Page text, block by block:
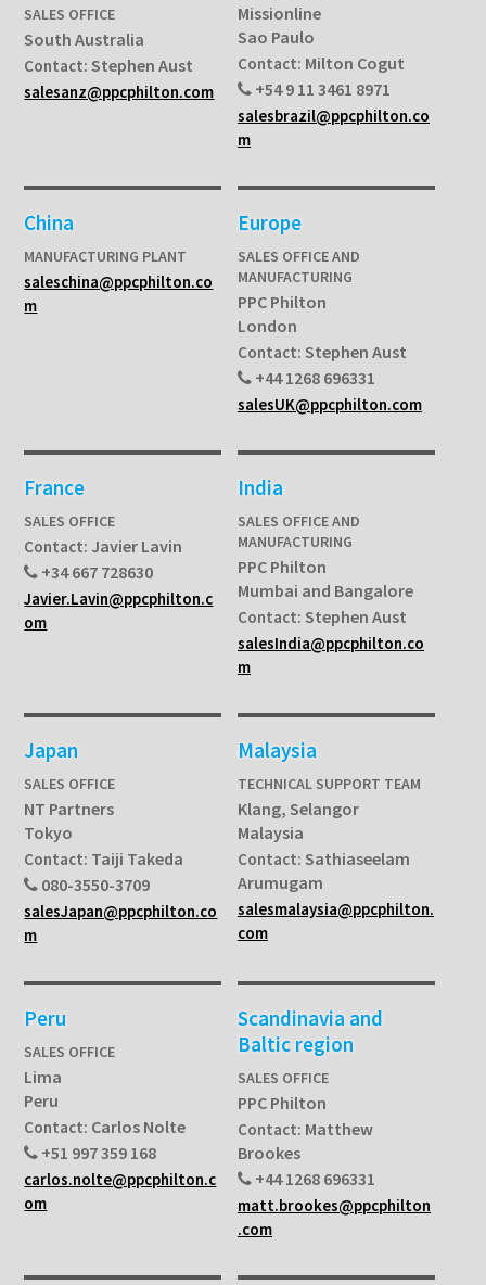
SALES OFFICE
South Australia
Contact: Stephen Aust
salesanz@ppcphilton.com
Missionline
Sao Paulo
Contact: Milton Cogut
+54 9 11 3461 8971
salesbrazil@ppcphilton.co
m
China
MANUFACTURING PLANT
saleschina@ppcphilton.co
m
Europe
SALES OFFICE AND
MANUFACTURING
PPC Philton
London
Contact: Stephen Aust
+44 1268 696331
salesUK@ppcphilton.com
France
SALES OFFICE
Contact: Javier Lavin
+34 667 728630
Javier.Lavin@ppcphilton.c
om
India
SALES OFFICE AND
MANUFACTURING
PPC Philton
Mumbai and Bangalore
Contact: Stephen Aust
salesIndia@ppcphilton.co
m
Japan
SALES OFFICE
NT Partners
Tokyo
Contact: Taiji Takeda
080-3550-3709
salesJapan@ppcphilton.co
m
Malaysia
TECHNICAL SUPPORT TEAM
Klang, Selangor
Malaysia
Contact: Sathiaseelam
Arumugam
salesmalaysia@ppcphilton.
com
Peru
SALES OFFICE
Lima
Peru
Contact: Carlos Nolte
+51 997 359 168
carlos.nolte@ppcphilton.c
om
Scandinavia and
Baltic region
SALES OFFICE
PPC Philton
Contact: Matthew
Brookes
+44 1268 696331
matt.brookes@ppcphilton
.com